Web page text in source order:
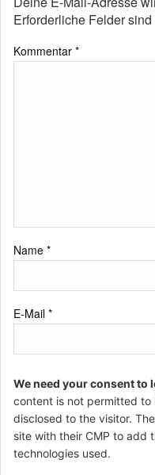
Erforderliche Felder sind
Kommentar *
Name *
E-Mail *
We need your consent to
content is not permitted
disclosed to the visitor.
site with their CMP to add
technologies used.